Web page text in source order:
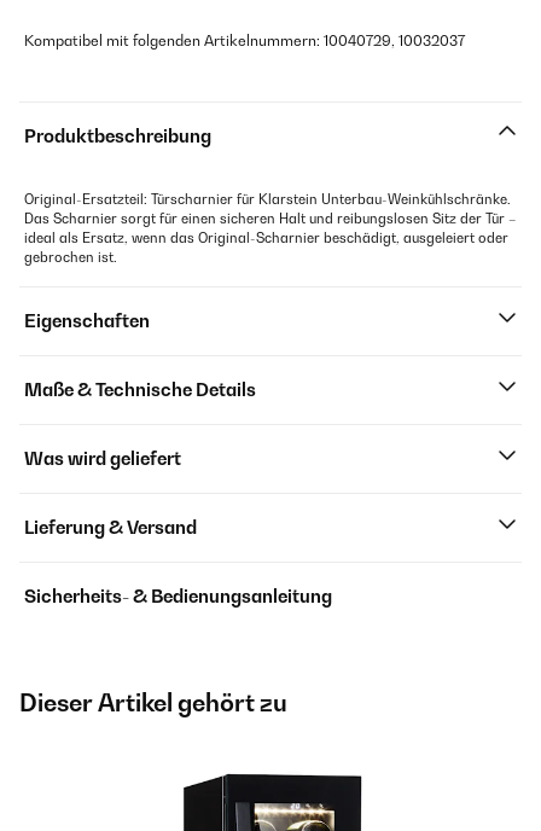
Kompatibel mit folgenden Artikelnummern: 10040729, 10032037
Produktbeschreibung
Original-Ersatzteil: Türscharnier für Klarstein Unterbau-Weinkühlschränke.
Das Scharnier sorgt für einen sicheren Halt und reibungslosen Sitz der Tür –
ideal als Ersatz, wenn das Original-Scharnier beschädigt, ausgeleiert oder
gebrochen ist.
Eigenschaften
Maße & Technische Details
Was wird geliefert
Lieferung & Versand
Sicherheits- & Bedienungsanleitung
Dieser Artikel gehört zu